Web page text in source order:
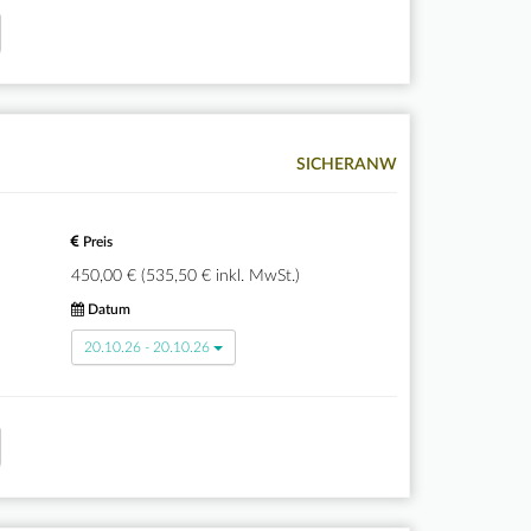
SICHERANW
Preis
450,00 € (535,50 € inkl. MwSt.)
Datum
20.10.26 - 20.10.26